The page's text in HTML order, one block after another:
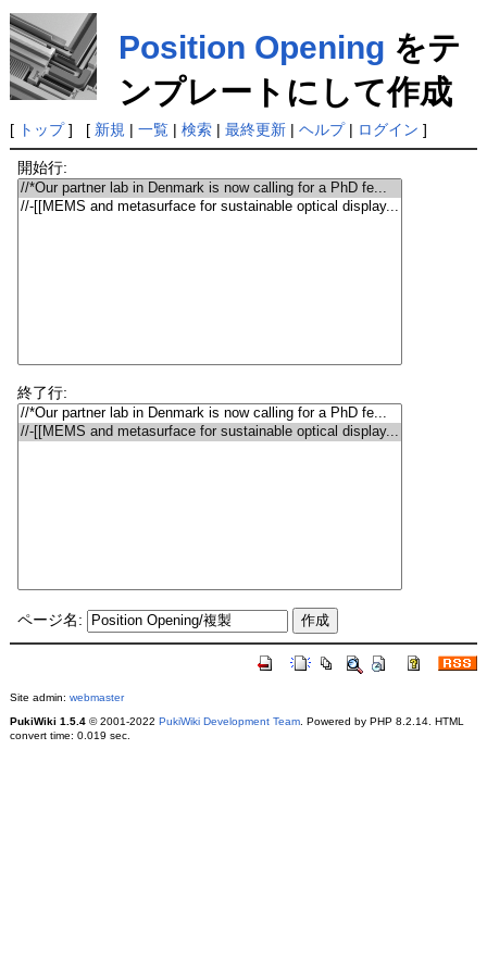
Position Opening をテ
ンプレートにして作成
[ トップ] [ 新規 | 一覧| 検索| 最終更新| ヘルプ| ログイン ]
開始行:
終了行:
ページ名:
Site admin: webmaster
PukiWiki 1.5.4© 2001-2022 PukiWiki Development Team. Powered by PHP 8.2.14. HTML
convert time: 0.019 sec.